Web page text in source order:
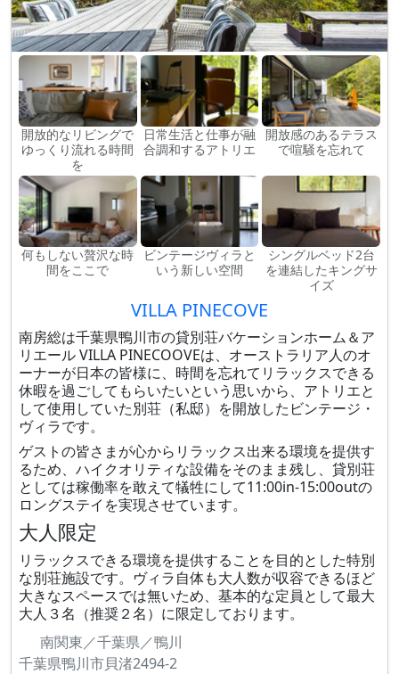
開放的なリビングで
ゆっくり流れる時間
を
日常生活と仕事が融
合調和するアトリエ
開放感のあるテラス
で喧騒を忘れて
何もしない贅沢な時
間をここで
ビンテージヴィラと
いう新しい空間
シングルベッド2台
を連結したキングサ
イズ
VILLA PINECOVE
南房総は千葉県鴨川市の貸別荘バケーションホーム＆ア
リエール VILLA PINECOOVEは、オーストラリア人のオ
ーナーが日本の皆様に、時間を忘れてリラックスできる
休暇を過ごしてもらいたいという思いから、アトリエと
して使用していた別荘（私邸）を開放したビンテージ・
ヴィラです。
ゲストの皆さまが心からリラックス出来る環境を提供す
るため、ハイクオリティな設備をそのまま残し、貸別荘
としては稼働率を敢えて犠牲にして11:00in-15:00outの
ロングステイを実現させています。
大人限定
リラックスできる環境を提供することを目的とした特別
な別荘施設です。ヴィラ自体も大人数が収容できるほど
大きなスペースでは無いため、基本的な定員として最大
大人３名（推奨２名）に限定しております。
南関東／千葉県／鴨川
千葉県鴨川市貝渚2494-2